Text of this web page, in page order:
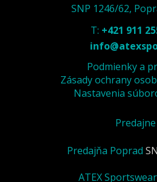
SNP 1246/62,
T: +421 911
Podmienky a
Zásady ochrany
Nastavenia
Predajne
Predajňa Poprad
ATEX